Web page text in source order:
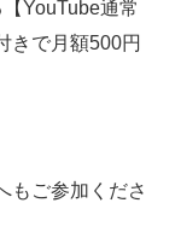
YouTube通常
きで月額500円
もご参加くださ